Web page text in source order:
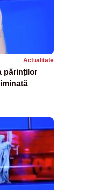
Actualitate
părinților